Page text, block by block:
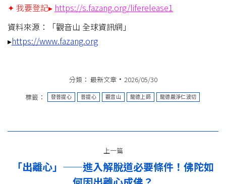
✦ 我要登記▸ https://s.fazang.org/liferelease1
資料來源：「觀音山 全球資訊網」
▸https://www.fazang.org
分類： 最新文章
2026/05/30
標籤：
發菩提心 菩提心 觀音山 龍德上師 龍德嚴淨仁波切
章
上一篇
上
「出離心」——進入解脫道必要條件！佛陀如